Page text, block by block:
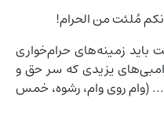
مُلئت من الحرام!
باید زمینه‌های حرام‌خواری
یزیدی که سر حق و
(وام روی وام، رشوه، خمس